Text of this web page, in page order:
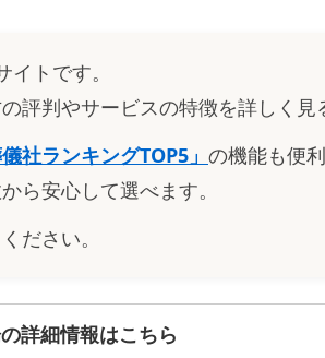
トです。
評判やサービスの特徴を詳しく見
社ランキングTOP5 」 の機能も便利
ら安心して選べます。
ださい。
詳細情報はこちら